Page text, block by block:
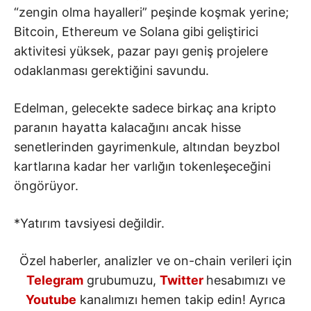
“zengin olma hayalleri” peşinde koşmak yerine;
Bitcoin, Ethereum ve Solana gibi geliştirici
aktivitesi yüksek, pazar payı geniş projelere
odaklanması gerektiğini savundu.
Edelman, gelecekte sadece birkaç ana kripto
paranın hayatta kalacağını ancak hisse
senetlerinden gayrimenkule, altından beyzbol
kartlarına kadar her varlığın tokenleşeceğini
öngörüyor.
*Yatırım tavsiyesi değildir.
Özel haberler, analizler ve on-chain verileri için
Telegramgrubumuzu, Twitter hesabımızı ve
Youtube kanalımızı hemen takip edin! Ayrıca